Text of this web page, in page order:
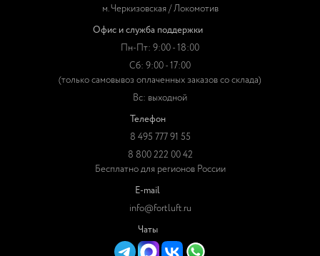
м. Черкизовская / Локомотив
Офис и служба поддержки
Пн-Пт: 9:00 - 18:00
Сб: 9:00 - 17:00
(только самовывоз оплаченных заказов со склада)
Вс: выходной
Телефон
8 495 777 91 55
8 800 222 00 42
Бесплатно для регионов России
E-mail
info@fortluft.ru
Чаты